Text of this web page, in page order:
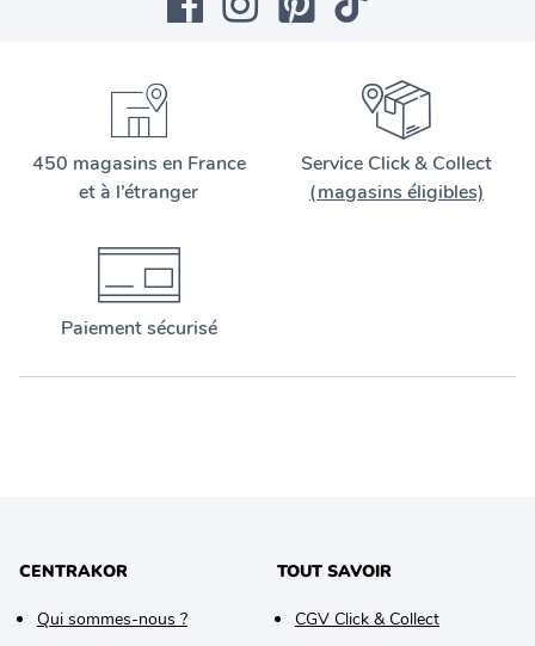
450 magasins en France
et à l’étranger
Service Click & Collect
(magasins éligibles)
Paiement sécurisé
CENTRAKOR
Qui sommes-nous ?
TOUT SAVOIR
CGV Click & Collect